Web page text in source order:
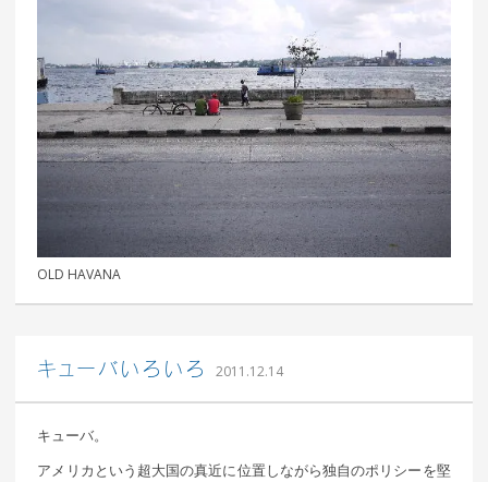
OLD HAVANA
キューバいろいろ 2011.12.14
キューバ。
アメリカという超大国の真近に位置しながら独自のポリシーを堅